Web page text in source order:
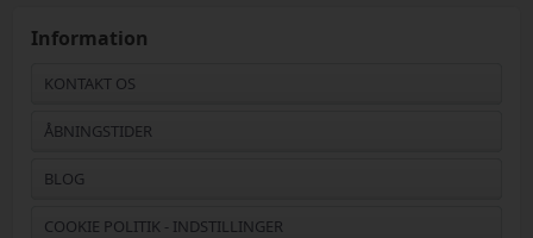
Information
KONTAKT OS
ÅBNINGSTIDER
BLOG
COOKIE POLITIK - INDSTILLINGER